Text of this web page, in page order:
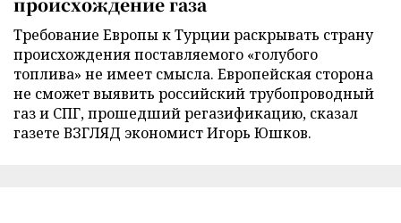
Требование Европы к Турции раскрывать страну
происхождения поставляемого «голубого
топлива» не имеет смысла. Европейская сторона
не сможет выявить российский трубопроводный
газ и СПГ, прошедший регазификацию, сказал
газете ВЗГЛЯД экономист Игорь Юшков.